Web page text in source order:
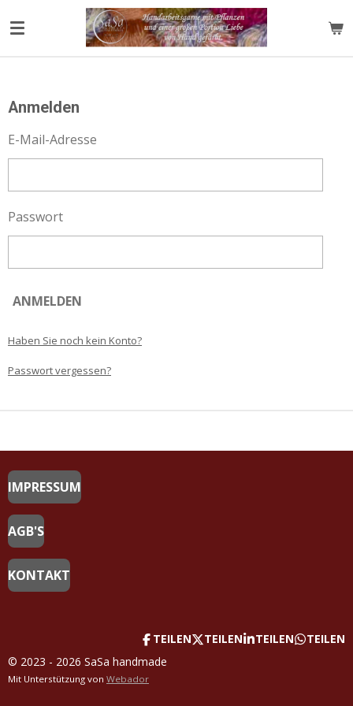
Hauptinhalt
Anmelden
E-Mail-Adresse
Passwort
ANMELDEN
Haben Sie noch kein Konto?
Passwort vergessen?
IMPRESSUM
AGB'S
KONTAKT
TEILEN TEILEN TEILEN
TEILEN
© 2023 - 2026 SaSa handmade
Mit Unterstützung von Webador